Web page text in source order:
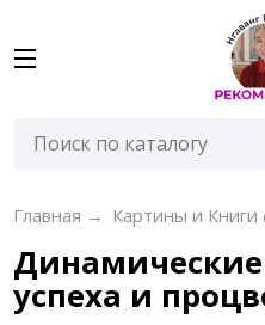
Главная → Картины и
успеха и